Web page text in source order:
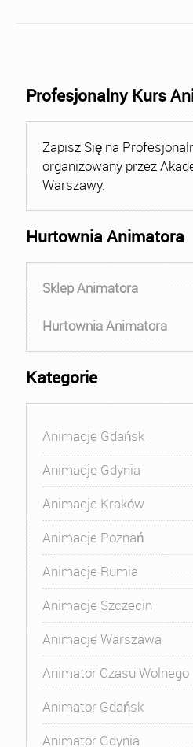
Profesjonalny Kurs
Zapisz Się na
organizowany przez
Warszawy.
Hurtownia Animatora
Sklep Animatora
Hurtownia Animatora
Kategorie
Animacje Gdańsk
Animacje Gdynia
Animacje Kraków
Animacje Poznań
Animacje Rumia
Animacje Szczecin
Animacje Warszawa
Animator Czasu Wolnego
Animator Gdańsk
Animator Gdynia